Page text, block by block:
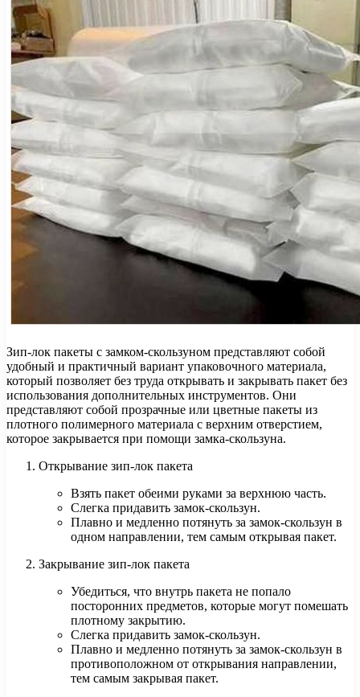
Зип-лок пакеты с замком-скользуном представляют собой
удобный и практичный вариант упаковочного материала,
который позволяет без труда открывать и закрывать пакет без
использования дополнительных инструментов. Они
представляют собой прозрачные или цветные пакеты из
плотного полимерного материала с верхним отверстием,
которое закрывается при помощи замка-скользуна.
Открывание зип-лок пакета
Взять пакет обеими руками за верхнюю часть.
Слегка придавить замок-скользун.
Плавно и медленно потянуть за замок-скользун в
одном направлении, тем самым открывая пакет.
Закрывание зип-лок пакета
Убедиться, что внутрь пакета не попало
посторонних предметов, которые могут помешать
плотному закрытию.
Слегка придавить замок-скользун.
Плавно и медленно потянуть за замок-скользун в
противоположном от открывания направлении,
тем самым закрывая пакет.